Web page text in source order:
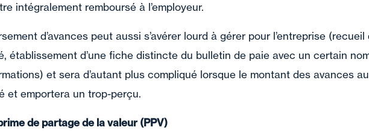
intégralement remboursé à l’employeur.
d’avances peut aussi s’avérer lourd à gérer pour l’entreprise (recueil
établissement d’une fiche distincte du bulletin de paie avec un certain
et sera d’autant plus compliqué lorsque le montant des avances
et emportera un trop-perçu.
de partage de la valeur (PPV)